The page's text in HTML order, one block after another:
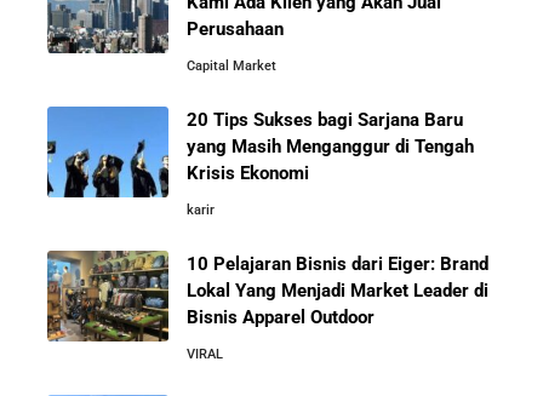
Belajar dari Kopi Kenangan: Cara Membangun Resto
Cara Mendirikan Kafe Sukses Seperti Kopi Kenangan,
Fore Coffee, dan Tuku: Panduan Lengkap untuk Pemula
Rahasia Sukses Starbucks: Strategi Branding dan
Pengalaman Pelanggan yang Bisa Kamu Tiru
5 Cara Aman Pindah Kuadran dari Karyawan ke
Perusahaan
Capital Market
20 Tips Sukses bagi Sarjana Baru
yang Masih Menganggur di Tengah
Krisis Ekonomi
karir
10 Pelajaran Bisnis dari Eiger: Brand
Lokal Yang Menjadi Market Leader di
Bisnis Apparel Outdoor
VIRAL